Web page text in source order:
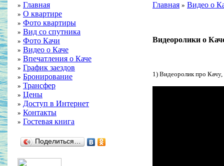
» Главная
» О квартире
» Фото квартиры
» Вид со спутника
» Фото Качи
» Видео о Каче
» Впечатления о Каче
» График заездов
» Бронирование
» Трансфер
» Цены
» Доступ в Интернет
» Контакты
» Гостевая книга
Поделиться…
Главная » Видео о
Видеоролики о
1) Видеоролик про